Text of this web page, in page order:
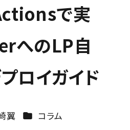
で実
へのLP自
ロイガイド
翼 カテゴリー
コラム